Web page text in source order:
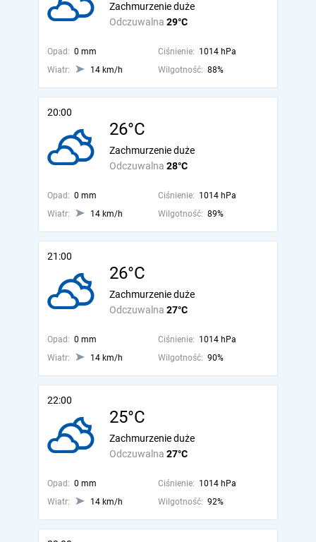
Odczuwalna 29°C
Zachmurzenie duże
Opad: 0 mm Ciśnienie: 1014 hPa
Wiatr:
14 km/h Wilgotność: 88%
20:00
26°C
Odczuwalna 28°C
Zachmurzenie duże
Opad: 0 mm Ciśnienie: 1014 hPa
Wiatr:
14 km/h Wilgotność: 89%
21:00
26°C
Odczuwalna 27°C
Zachmurzenie duże
Opad: 0 mm Ciśnienie: 1014 hPa
Wiatr:
14 km/h Wilgotność: 90%
22:00
25°C
Odczuwalna 27°C
Zachmurzenie duże
Opad: 0 mm Ciśnienie: 1014 hPa
Wiatr:
14 km/h Wilgotność: 92%